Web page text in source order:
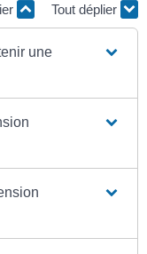
Tout déplier
une